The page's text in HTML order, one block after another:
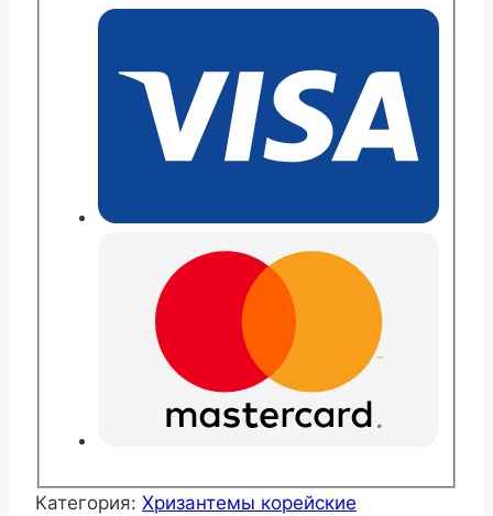
Паэтон
Категория: Хризантемы корейские